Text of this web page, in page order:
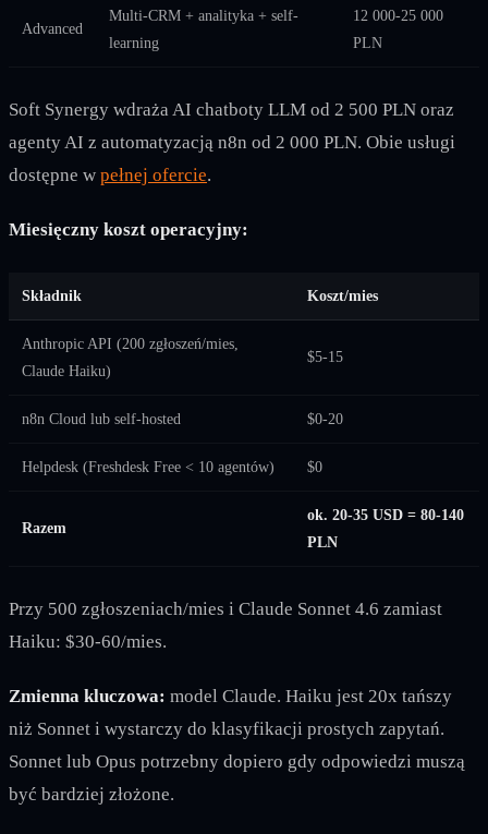
Advanced
Multi-CRM + analityka + self-
learning
12 000-25 000
PLN
Soft Synergy wdraża AI chatboty LLM od 2 500 PLN oraz
agenty AI z automatyzacją n8n od 2 000 PLN. Obie usługi
dostępne w pełnej ofercie.
Miesięczny koszt operacyjny:
Składnik Koszt/mies
Anthropic API (200 zgłoszeń/mies,
Claude Haiku)
$5-15
n8n Cloud lub self-hosted $0-20
Helpdesk (Freshdesk Free < 10 agentów) $0
Razem
ok. 20-35 USD = 80-140
PLN
Przy 500 zgłoszeniach/mies i Claude Sonnet 4.6 zamiast
Haiku: $30-60/mies.
Zmienna kluczowa: model Claude. Haiku jest 20x tańszy
niż Sonnet i wystarczy do klasyfikacji prostych zapytań.
Sonnet lub Opus potrzebny dopiero gdy odpowiedzi muszą
być bardziej złożone.